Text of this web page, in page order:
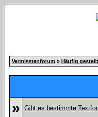
Vermisstenforum » Häufig
»
Gibt es bestimmte